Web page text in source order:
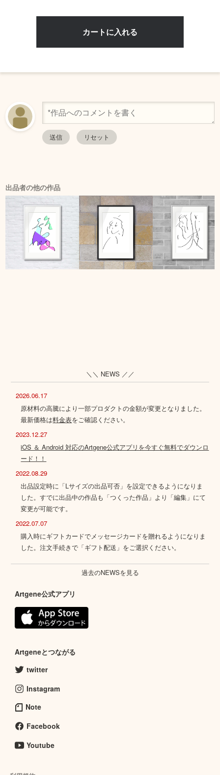
出品者の他の作品
＼＼ NEWS ／／
2026.06.17
原材料の高騰により一部プロダクトの金額が変更となりました。
最新価格は料金表をご確認ください。
2023.12.27
iOS ＆ Android 対応のArtgene公式アプリを今すぐ無料でダウンロ
ード！！
2022.08.29
出品設定時に「Lサイズの出品可否」を設定できるようになりま
した。すでに出品中の作品も「つくった作品」より「編集」にて
変更が可能です。
2022.07.07
購入時にギフトカードでメッセージカードを贈れるようになりま
した。注文手続きで「ギフト配送」をご選択ください。
過去のNEWSを見る
Artgene公式アプリ
Artgeneとつながる
twitter
Instagram
Note
Facebook
Youtube